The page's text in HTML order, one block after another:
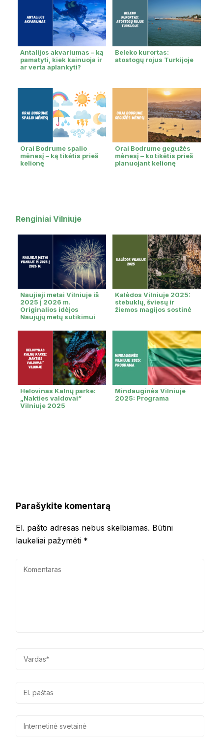
Antalijos akvariumas – ką
pamatyti, kiek kainuoja ir
ar verta aplankyti?
Beleko kurortas:
atostogų rojus Turkijoje
Orai Bodrume spalio
mėnesį – ką tikėtis prieš
kelionę
Orai Bodrume gegužės
mėnesį – ko tikėtis prieš
planuojant kelionę
Renginiai Vilniuje
Naujieji metai Vilniuje iš
2025 į 2026 m.
Originalios idėjos
Naujųjų metų sutikimui
Kalėdos Vilniuje 2025:
stebuklų, šviesų ir
žiemos magijos sostinė
Helovinas Kalnų parke:
„Nakties valdovai“
Vilniuje 2025
Mindauginės Vilniuje
2025: Programa
Parašykite komentarą
El. pašto adresas nebus skelbiamas. Būtini
laukeliai pažymėti *